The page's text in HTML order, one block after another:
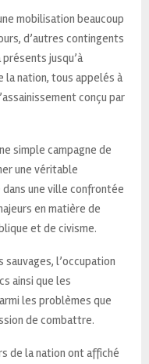
mobilisation beaucoup
d’autres contingents
jusqu’à
nation, tous appelés à
conçu par
simple campagne de
une véritable
une ville confrontée
en matière de
et de civisme.
l’occupation
ainsi que les
les problèmes que
de combattre.
de la nation ont affiché